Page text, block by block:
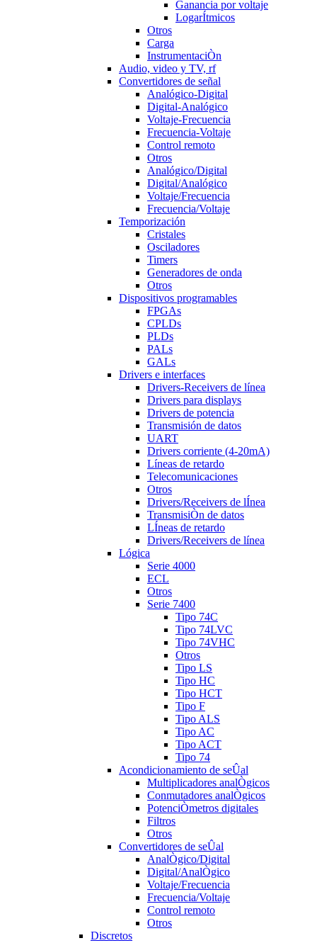
Ganancia por voltaje
LogarÍtmicos
Otros
Carga
InstrumentaciÒn
Audio, video y TV, rf
Convertidores de señal
Analógico-Digital
Digital-Analógico
Voltaje-Frecuencia
Frecuencia-Voltaje
Control remoto
Otros
Analógico/Digital
Digital/Analógico
Voltaje/Frecuencia
Frecuencia/Voltaje
Temporización
Cristales
Osciladores
Timers
Generadores de onda
Otros
Dispositivos programables
FPGAs
CPLDs
PLDs
PALs
GALs
Drivers e interfaces
Drivers-Receivers de línea
Drivers para displays
Drivers de potencia
Transmisión de datos
UART
Drivers corriente (4-20mA)
Líneas de retardo
Telecomunicaciones
Otros
Drivers/Receivers de lÍnea
TransmisiÒn de datos
LÍneas de retardo
Drivers/Receivers de línea
Lógica
Serie 4000
ECL
Otros
Serie 7400
Tipo 74C
Tipo 74LVC
Tipo 74VHC
Otros
Tipo LS
Tipo HC
Tipo HCT
Tipo F
Tipo ALS
Tipo AC
Tipo ACT
Tipo 74
Acondicionamiento de seÛal
Multiplicadores analÒgicos
Conmutadores analÒgicos
PotenciÒmetros digitales
Filtros
Otros
Convertidores de seÛal
AnalÒgico/Digital
Digital/AnalÒgico
Voltaje/Frecuencia
Frecuencia/Voltaje
Control remoto
Otros
Discretos